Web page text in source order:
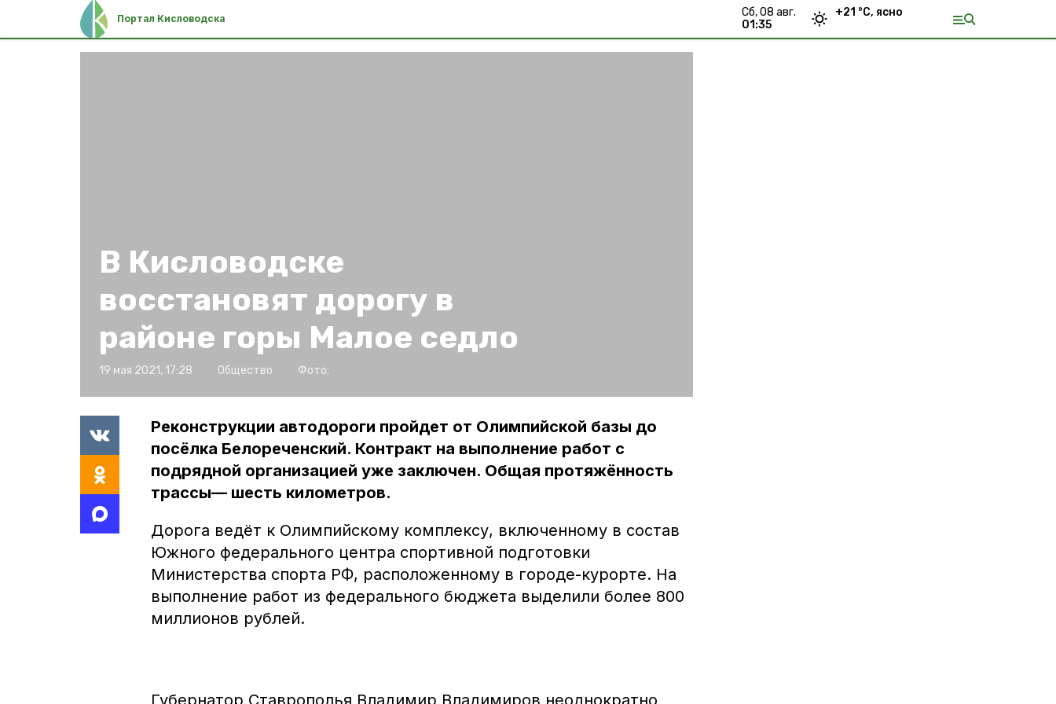
Портал Кисловодска
сб, 08 авг.
01:35
+21 °С, ясно
В Кисловодске
восстановят дорогу в
районе горы Малое седло
19 мая 2021, 17:28 Общество Фото:
Реконструкции автодороги пройдет от Олимпийской базы до
посёлка Белореченский. Контракт на выполнение работ с
подрядной организацией уже заключен. Общая протяжённость
трассы— шесть километров.
Дорога ведёт к Олимпийскому комплексу, включенному в состав
Южного федерального центра спортивной подготовки
Министерства спорта РФ, расположенному в городе-курорте. На
выполнение работ из федерального бюджета выделили более 800
миллионов рублей.
Губернатор Ставрополья Владимир Владимиров неоднократно